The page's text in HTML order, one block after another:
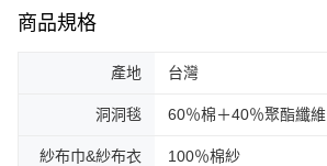
商品規格
產地 台灣
洞洞毯 60％棉＋40％聚酯纖維
紗布巾&紗布衣 100％棉紗